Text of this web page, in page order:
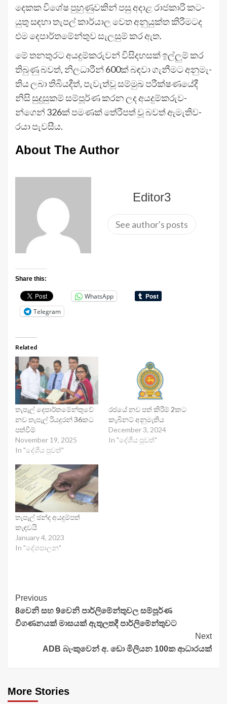
දෙකක විශේෂ පුහු­ණු­ව­කින් පසු අදාළ රාජ­කාරි කට­
යුතු සඳහා තැපල් කාර්යාල වෙත අනු­යුක්ත කිරී­මටද
එම දෙපා­ර්ත­මේ­න්තුව සැල­සුම් කර ඇත.
මේ තන­තු­රට අය­දු­ම්ක­රු­වන් විසි­ද­හ­සක් ඉල්ලුම් කර
තිබුණු බවත්, නිල­ධා­රීන් 600ක් බඳවා ගැනී­මට අනු­මැ­
තිය ලබා තිබි­ය­දීත්, පැවැත්වූ සම්මුඛ පරී­ක්ෂ­ණ­යේදී
නිසි සුදු­සු­කම් සම්පූර්ණ කරන ලද අය­දු­ම්ක­රු­ව­
න්ගෙන් 326ක් පම­ණක් තේරී­පත් වූ බවත් ඇමැ­ති­ව­
රයා පැවසීය.
About The Author
Editor3
See author's posts
Share this:
WhatsApp
Telegram
Related
තැපැල් දෙපාර්තමේන්තුවේ
නව තැපැල් රියදුරන් 36කට
පත්වීම්
November 19, 2025
In "දේශීය පුවත්"
රජයේ නව පත් කිරීම් 2කට
කැබිනට් අනුමැතිය
December 3, 2024
In "දේශීය පුවත්"
තැපැල් ඡන්ද අයදුම්පත්
කැඳවයි
January 4, 2023
In "දේශපාලන"
Continue
Reading
Previous
8වෙනි සහ 9වෙනි පාර්ලිමේන්තුවල සම්පූර්ණ
විගණනයක් මාසයක් ඇතුලතදී පාර්ලිමේන්තුවට
Next
ADB බැංකුවෙන් අ. ඩො මිලියන 100ක ආධාරයක්
More Stories